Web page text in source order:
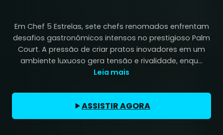
Em Chef 5 Estrelas, sete chefs renomados enfrentam
desafios gastronômicos intensos no prestigioso Palm
Court. A pressão de criar pratos inovadores em um
ambiente luxuoso gera tensão e rivalidade, enqu...
Leia mais
ASSISTIR AGORA